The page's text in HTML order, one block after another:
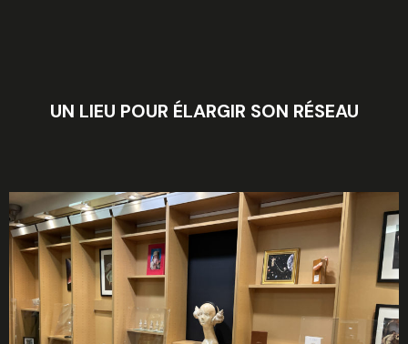
UN LIEU POUR ÉLARGIR SON RÉSEAU